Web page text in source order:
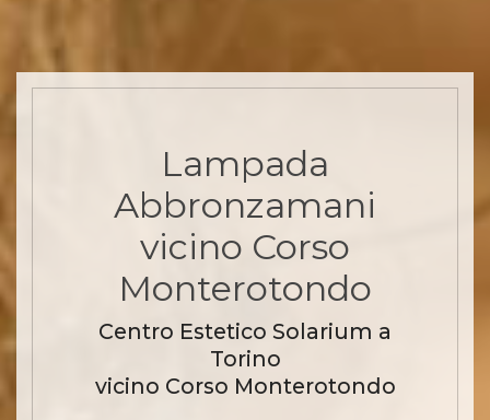
Lampada
Abbronzamani
vicino Corso
Monterotondo
Centro Estetico Solarium a
Torino
vicino Corso Monterotondo